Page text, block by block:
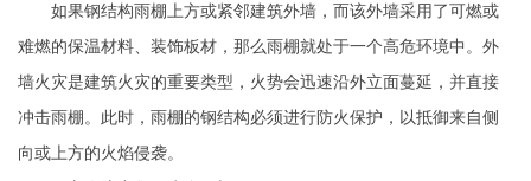
如果钢结构雨棚上方或紧邻建筑外墙，而该外墙采用了可燃或
难燃的保温材料、装饰板材，那么雨棚就处于一个高危环境中。外
墙火灾是建筑火灾的重要类型，火势会迅速沿外立面蔓延，并直接
冲击雨棚。此时，雨棚的钢结构必须进行防火保护，以抵御来自侧
向或上方的火焰侵袭。